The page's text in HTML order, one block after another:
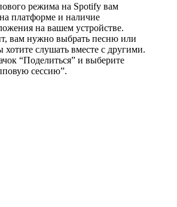
режима на Spotify вам
платформе и наличие
на вашем устройстве.
вам нужно выбрать песню или
хотите слушать вместе с другими.
“Поделиться” и выберите
сессию”.